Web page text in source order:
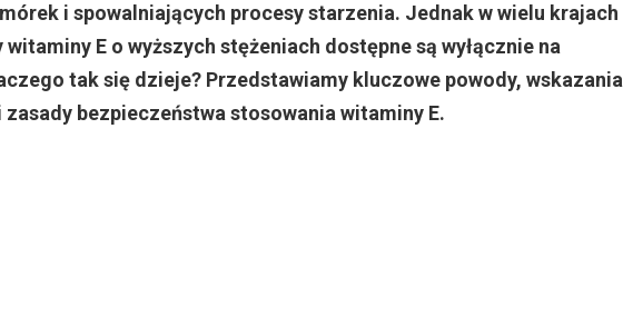
i spowalniających procesy starzenia. Jednak w wielu krajach
E o wyższych stężeniach dostępne są wyłącznie na
tak się dzieje? Przedstawiamy kluczowe powody, wskazania
zasady bezpieczeństwa stosowania witaminy E.